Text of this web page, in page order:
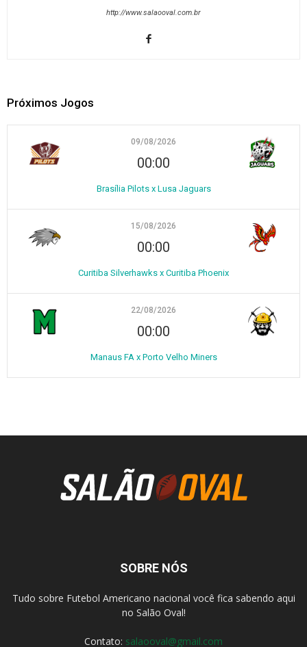
http://www.salaooval.com.br
Próximos Jogos
09/08/2026
00:00
Brasília Pilots x Lusa Jaguars
15/08/2026
00:00
Curitiba Silverhawks x Curitiba Phoenix
22/08/2026
00:00
Manaus FA x Porto Velho Miners
SOBRE NÓS
Tudo sobre Futebol Americano nacional você fica sabendo aqui
no Salão Oval!
Contato: salaooval@gmail.com